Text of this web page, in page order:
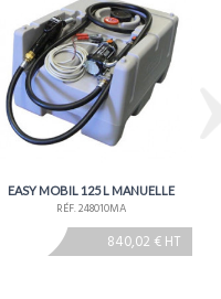
EASY MOBIL 125 L MANUELLE
RÉF. 248010MA
840,02 € HT